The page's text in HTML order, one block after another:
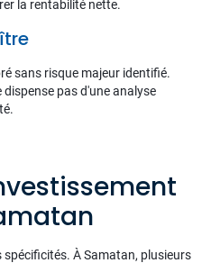
la rentabilité nette.
sans risque majeur identifié.
pas d'une analyse
À Samatan, plusieurs